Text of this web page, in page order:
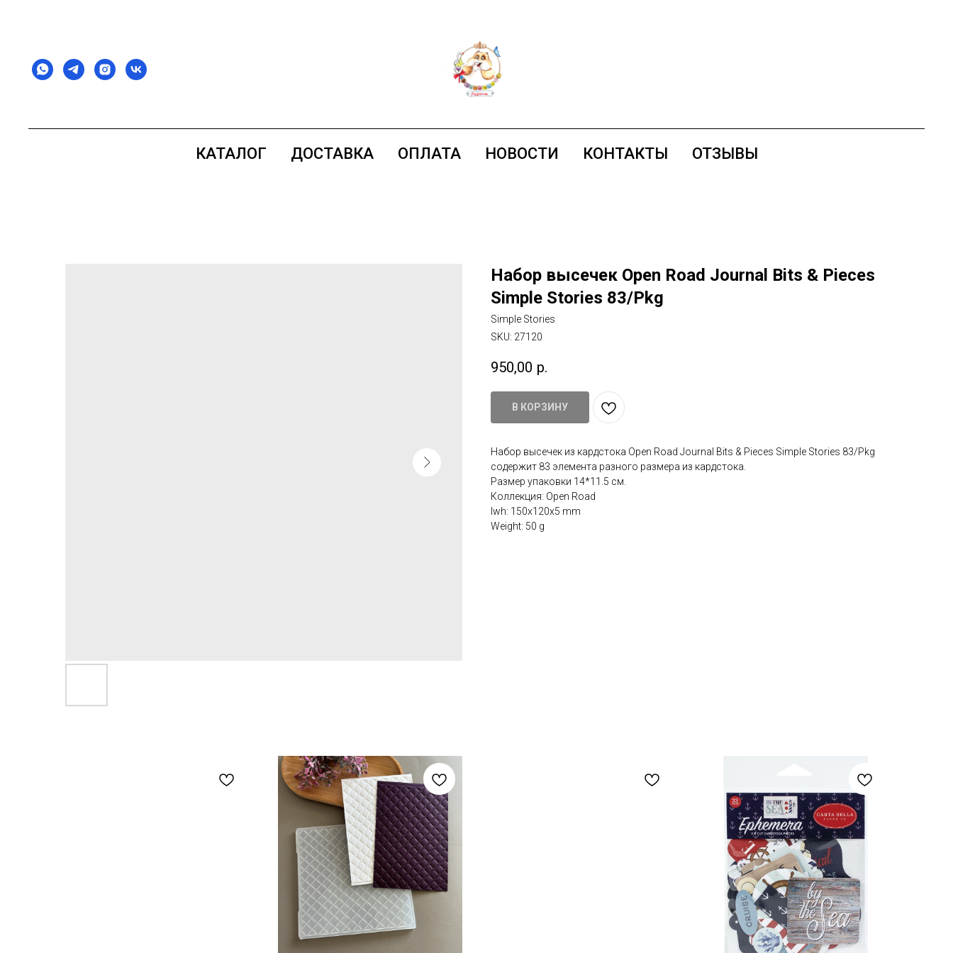
КАТАЛОГ ДОСТАВКА ОПЛАТА НОВОСТИ КОНТАКТЫ ОТЗЫВЫ
Набор высечек Open Road Journal Bits & Pieces
Simple Stories 83/Pkg
Simple Stories
SKU: 27120
950,00 р.
В КОРЗИНУ
Набор высечек из кардстока Open Road Journal Bits & Pieces Simple Stories 83/Pkg
содержит 83 элемента разного размера из кардстока.
Размер упаковки 14*11.5 см.
Коллекция: Open Road
lwh: 150x120x5 mm
Weight: 50 g